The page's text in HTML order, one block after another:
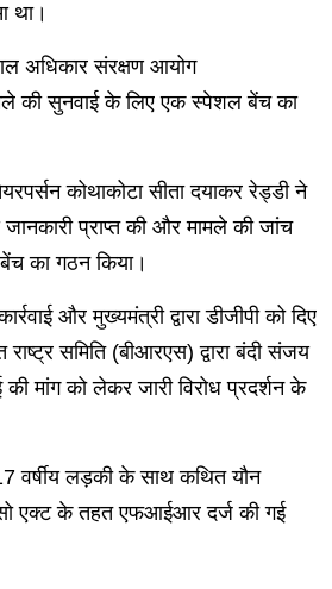
था।
अधिकार संरक्षण आयोग
की सुनवाई के लिए एक स्पेशल बेंच का
कोथाकोटा सीता दयाकर रेड्डी ने
प्राप्त की और मामले की जांच
का गठन किया।
और मुख्यमंत्री द्वारा डीजीपी को दिए
राष्ट्र समिति (बीआरएस) द्वारा बंदी संजय
मांग को लेकर जारी विरोध प्रदर्शन के
वर्षीय लड़की के साथ कथित यौन
एक्ट के तहत एफआईआर दर्ज की गई